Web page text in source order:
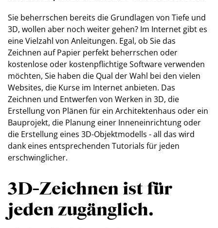
Sie beherrschen bereits die Grundlagen von Tiefe und
3D, wollen aber noch weiter gehen? Im Internet gibt es
eine Vielzahl von Anleitungen. Egal, ob Sie das
Zeichnen auf Papier perfekt beherrschen oder
kostenlose oder kostenpflichtige Software verwenden
möchten, Sie haben die Qual der Wahl bei den vielen
Websites, die Kurse im Internet anbieten. Das
Zeichnen und Entwerfen von Werken in 3D, die
Erstellung von Plänen für ein Architektenhaus oder ein
Bauprojekt, die Planung einer Inneneinrichtung oder
die Erstellung eines 3D-Objektmodells - all das wird
dank eines entsprechenden Tutorials für jeden
erschwinglicher.
3D-Zeichnen ist für
jeden zugänglich.